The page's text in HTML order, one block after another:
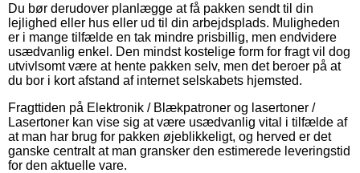
Du bør derudover planlægge at få pakken sendt til din
lejlighed eller hus eller ud til din arbejdsplads. Muligheden
er i mange tilfælde en tak mindre prisbillig, men endvidere
usædvanlig enkel. Den mindst kostelige form for fragt vil dog
utvivlsomt være at hente pakken selv, men det beroer på at
du bor i kort afstand af internet selskabets hjemsted.
Fragttiden på Elektronik / Blækpatroner og lasertoner /
Lasertoner kan vise sig at være usædvanlig vital i tilfælde af
at man har brug for pakken øjeblikkeligt, og herved er det
ganske centralt at man gransker den estimerede leveringstid
for den aktuelle vare.